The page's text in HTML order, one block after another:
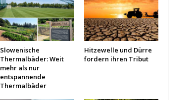
Slowenische
Thermalbäder: Weit
mehr als nur
entspannende
Thermalbäder
Hitzewelle und Dürre
fordern ihren Tribut